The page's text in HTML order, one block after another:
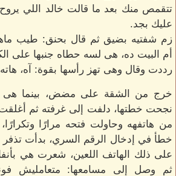
تتقمص منك بعد ما قالت خالد اللي
عليك بجد.
زم شفتيه بضيق ثم قال بحنق: طيب
أم البيت ده، هى لسه حطاه جنبها على
رددت وقال وهى تهز رأسها بقوة: آه، هاته
خرج من الشقة على مضض، بينما هى
نجحت خطتها، دلفت إلى غرفته ثم أغلقت
من هاتفهه وحاولت فتحه مرارًا
خطأ في إدخال الرقم السري، بدأت تذفر
على ذلك الهاتف اللعين، شعرت هي
ثم وصل إلى مسامعها: متعامليش